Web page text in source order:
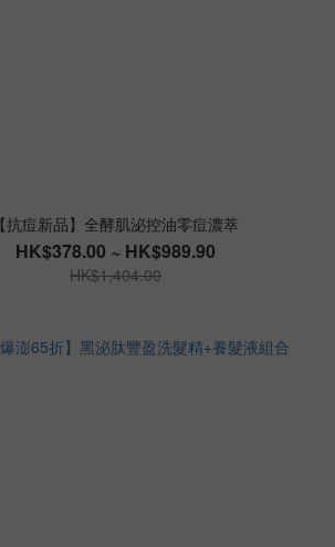
【抗痘新品】全酵肌泌控油零痘濃萃
HK$378.00 ~ HK$989.90
HK$1,404.00